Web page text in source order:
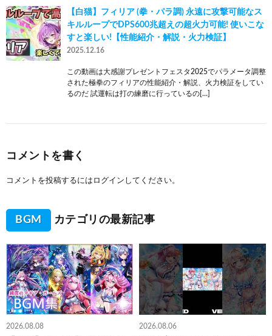
【白猫】フィリア (拳・パラ調) 永遠に攻撃可能なス
キルループでDPS600兆超えの超火力可能! 使いこな
すと楽しい!【性能紹介・解説・火力検証】
2025.12.16
この動画は大感謝プレゼントフェスタ2025でパラメータ調整
された極拳のフィリアの性能紹介・解説、火力検証をしてい
るのだ 試運転は打の練磨に行っているの[…]
コメントを書く
コメントを投稿するには ログイン してください。
BGM カテゴリの最新記事
2026.08.08 2026.08.06